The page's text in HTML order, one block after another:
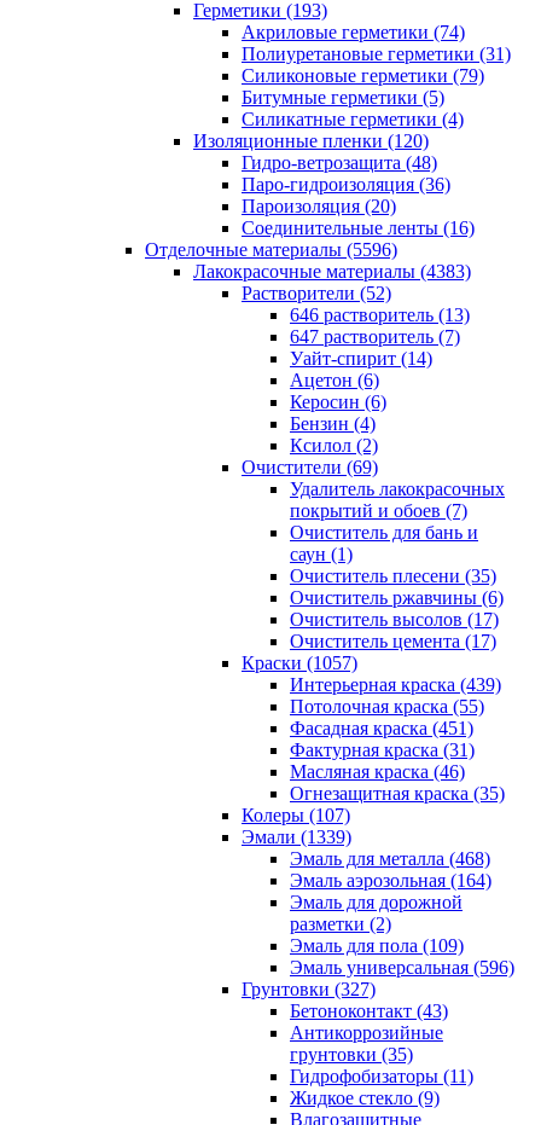
Герметики (193)
Акриловые герметики (74)
Полиуретановые герметики (31)
Силиконовые герметики (79)
Битумные герметики (5)
Силикатные герметики (4)
Изоляционные пленки (120)
Гидро-ветрозащита (48)
Паро-гидроизоляция (36)
Пароизоляция (20)
Соединительные ленты (16)
Отделочные материалы (5596)
Лакокрасочные материалы (4383)
Растворители (52)
646 растворитель (13)
647 растворитель (7)
Уайт-спирит (14)
Ацетон (6)
Керосин (6)
Бензин (4)
Ксилол (2)
Очистители (69)
Удалитель лакокрасочных
покрытий и обоев (7)
Очиститель для бань и
саун (1)
Очиститель плесени (35)
Очиститель ржавчины (6)
Очиститель высолов (17)
Очиститель цемента (17)
Краски (1057)
Интерьерная краска (439)
Потолочная краска (55)
Фасадная краска (451)
Фактурная краска (31)
Масляная краска (46)
Огнезащитная краска (35)
Колеры (107)
Эмали (1339)
Эмаль для металла (468)
Эмаль аэрозольная (164)
Эмаль для дорожной
разметки (2)
Эмаль для пола (109)
Эмаль универсальная (596)
Грунтовки (327)
Бетоноконтакт (43)
Антикоррозийные
грунтовки (35)
Гидрофобизаторы (11)
Жидкое стекло (9)
Влагозащитные